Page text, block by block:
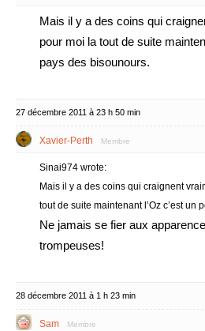
Mais il y a des coins qui
pour moi la tout de suite
pays des bisounours.
27 décembre 2011 à 23 h 50 min
Xavier-Perth Membre
Sinai974 wrote:
Mais il y a des coins qui craignent
tout de suite maintenant l’Oz c’est un
Ne jamais se fier aux
trompeuses!
28 décembre 2011 à 1 h 23 min
Sam Membre